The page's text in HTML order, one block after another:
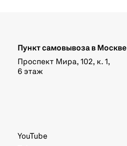
Пункт самовывоза в Москве
Проспект Мира, 102, к. 1,
6 этаж
YouTube